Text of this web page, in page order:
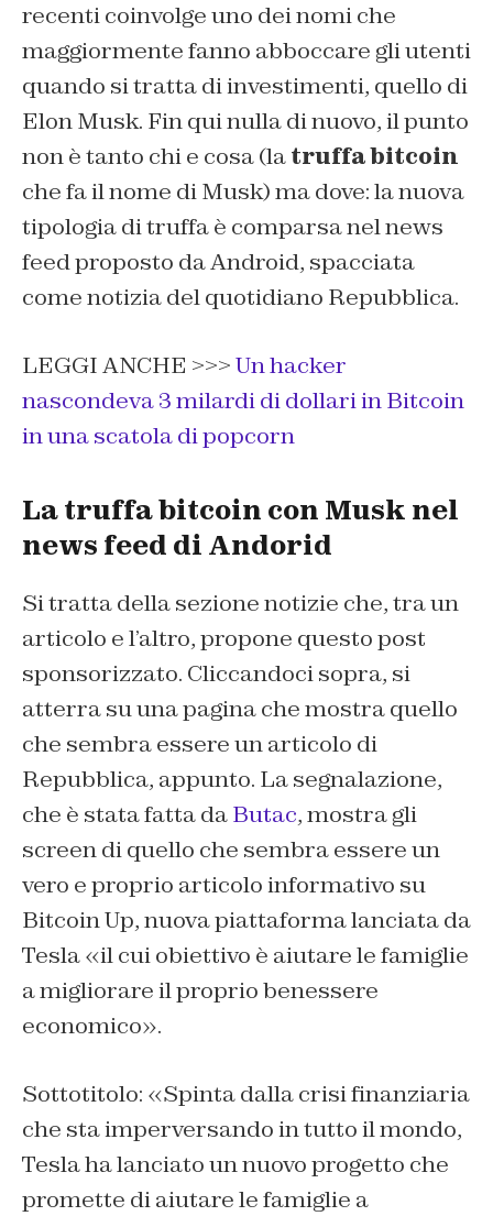
recenti coinvolge uno dei nomi che
maggiormente fanno abboccare gli utenti
quando si tratta di investimenti, quello di
Elon Musk. Fin qui nulla di nuovo, il punto
non è tanto chi e cosa (latruffa bitcoin
che fa il nome di Musk) ma dove: la nuova
tipologia di truffa è comparsa nel news
feed proposto da Android, spacciata
come notizia del quotidiano Repubblica.
LEGGI ANCHE >>>Un hacker
nascondeva 3 milardi di dollari in Bitcoin
in una scatola di popcorn
La truffa bitcoin con Musk nel
news feed di Andorid
Si tratta della sezione notizie che, tra un
articolo e l’altro, propone questo post
sponsorizzato. Cliccandoci sopra, si
atterra su una pagina che mostra quello
che sembra essere un articolo di
Repubblica, appunto. La segnalazione,
che è stata fatta daButac, mostra gli
screen di quello che sembra essere un
vero e proprio articolo informativo su
Bitcoin Up, nuova piattaforma lanciata da
Tesla «il cui obiettivo è aiutare le famiglie
a migliorare il proprio benessere
economico».
Sottotitolo: «Spinta dalla crisi finanziaria
che sta imperversando in tutto il mondo,
Tesla ha lanciato un nuovo progetto che
promette di aiutare le famiglie a